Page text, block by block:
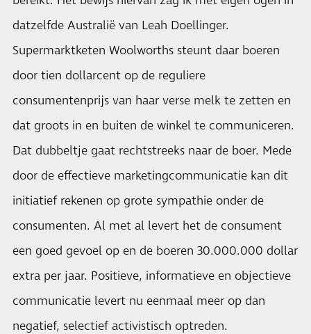
datzelfde Australië van Leah Doellinger.
Supermarktketen Woolworths steunt daar boeren
door tien dollarcent op de reguliere
consumentenprijs van haar verse melk te zetten en
dat groots in en buiten de winkel te communiceren.
Dat dubbeltje gaat rechtstreeks naar de boer. Mede
door de effectieve marketingcommunicatie kan dit
initiatief rekenen op grote sympathie onder de
consumenten. Al met al levert het de consument
een goed gevoel op en de boeren 30.000.000 dollar
extra per jaar. Positieve, informatieve en objectieve
communicatie levert nu eenmaal meer op dan
negatief, selectief activistisch optreden.